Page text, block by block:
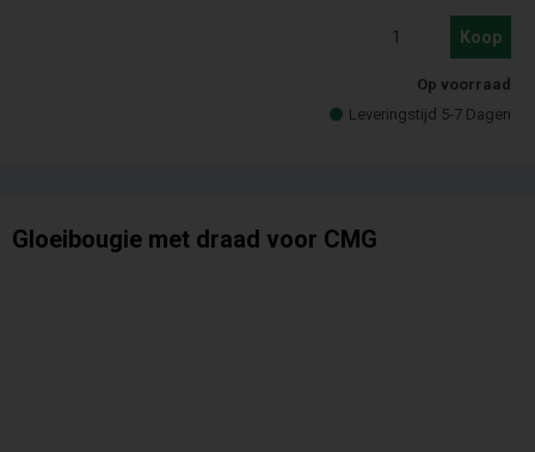
Koop
Op voorraad
Leveringstijd 5-7 Dagen
Gloeibougie met draad voor CMG